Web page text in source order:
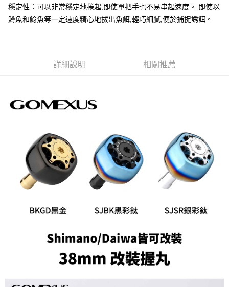
【繳款方式說明】
1.分期款項不併入電信帳單，「大哥付你分期」於每月結算日後寄送繳費提
2.基於同意付款使用「大哥付你分期」之契約關係目的，商店將以您的個人
資料（包含姓名、電話或地址）提供予台灣大哥大進項蒐集、處理及利用，
３．安心：先確認商品／服務後，再付款。
【「AFTEE先享後付」結帳流程】
３．收到繳費通知簡訊後14天內，點擊此簡訊中的連結，可透過四大超商／
ATM／網路銀行／等多元方式進行付款，方視為交易完成。
※ 交易是否成功請以「AFTEE先享後付 」之結帳頁面顯示為準，若有關於
【注意事項】
１．透過由恩沛科技股份有限公司提供之「AFTEE先享後付」服務完成之交
易，需依本服務之必要範圍內提供個人資料，並將交易相關給付款項請求債
權轉讓予恩沛科技股份有限公司。
２．關於個人資料處理事宜，請瀏覽以下網址：
https://aftee.tw/terms/#terms3
「AFTEE先享後付」，若未經同意申辦者引起之損失，本公司不負相關責
時審查核予不同之上限額度；若仍有額度不足之情形，本公司將視審查結果
請求用戶進行身份認證。
５．嚴禁一人註冊多個帳號或使用他人資訊註冊。若發現惡意使用之情形，
恩沛科技股份有限公司將有權停止該用戶之使用額度並採取法律行動。
運送方式
付款後全家取貨
每筆NT$60，滿NT$1,200(含以上)免運費
每筆NT$60，滿NT$1,200(含以上)免運費
一般宅配（門市自取請勿下單，請聯繫客服）
每筆NT$100，滿NT$2,000(含以上)免運費
離島一般宅配
每筆NT$200，滿NT$2,000(含以上)免運費
每筆NT$200，滿NT$3,000(含以上)免運費
國家/地區配送(**下單前請私訊客服確認實際運費(運費另
穩定性：可以非常穩定地捲起,即使單把手也不易串起速度。 即使以
鱒魚和鯰魚等一定速度精心地拔出魚餌,輕巧細膩,便於捕捉誘餌。
詳細說明 相關推薦